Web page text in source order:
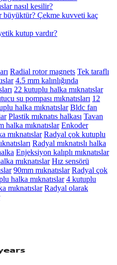
nasıl kesilir?
büyüktür? Çekme kuvveti kaç
kutup vardır?
Radial rotor magnets Tek taraflı
4.5 mm kalınlığında
22 kutuplu halka mıknatıslar
su pompası mıknatısları 12
halka mıknatıslar Bldc fan
Plastik mıknatıs halkası Tavan
halka mıknatıslar Enkoder
mıknatıslar Radyal çok kutuplu
Radyal mıknatıslı halka
Enjeksiyon kalıplı mıknatıslar
mıknatıslar Hız sensörü
90mm mıknatıslar Radyal çok
halka mıknatıslar 4 kutuplu
mıknatıslar Radyal olarak